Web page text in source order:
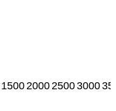
1500200025003000